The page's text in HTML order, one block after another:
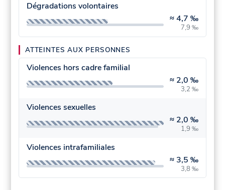
Dégradations volontaires
≈4,7 ‰
7,9 ‰
ATTEINTES AUX PERSONNES
Violences hors cadre familial
≈ 2,0 ‰
3,2 ‰
Violences sexuelles
≈ 2,0 ‰
1,9 ‰
Violences intrafamiliales
≈ 3,5 ‰
3,8 ‰